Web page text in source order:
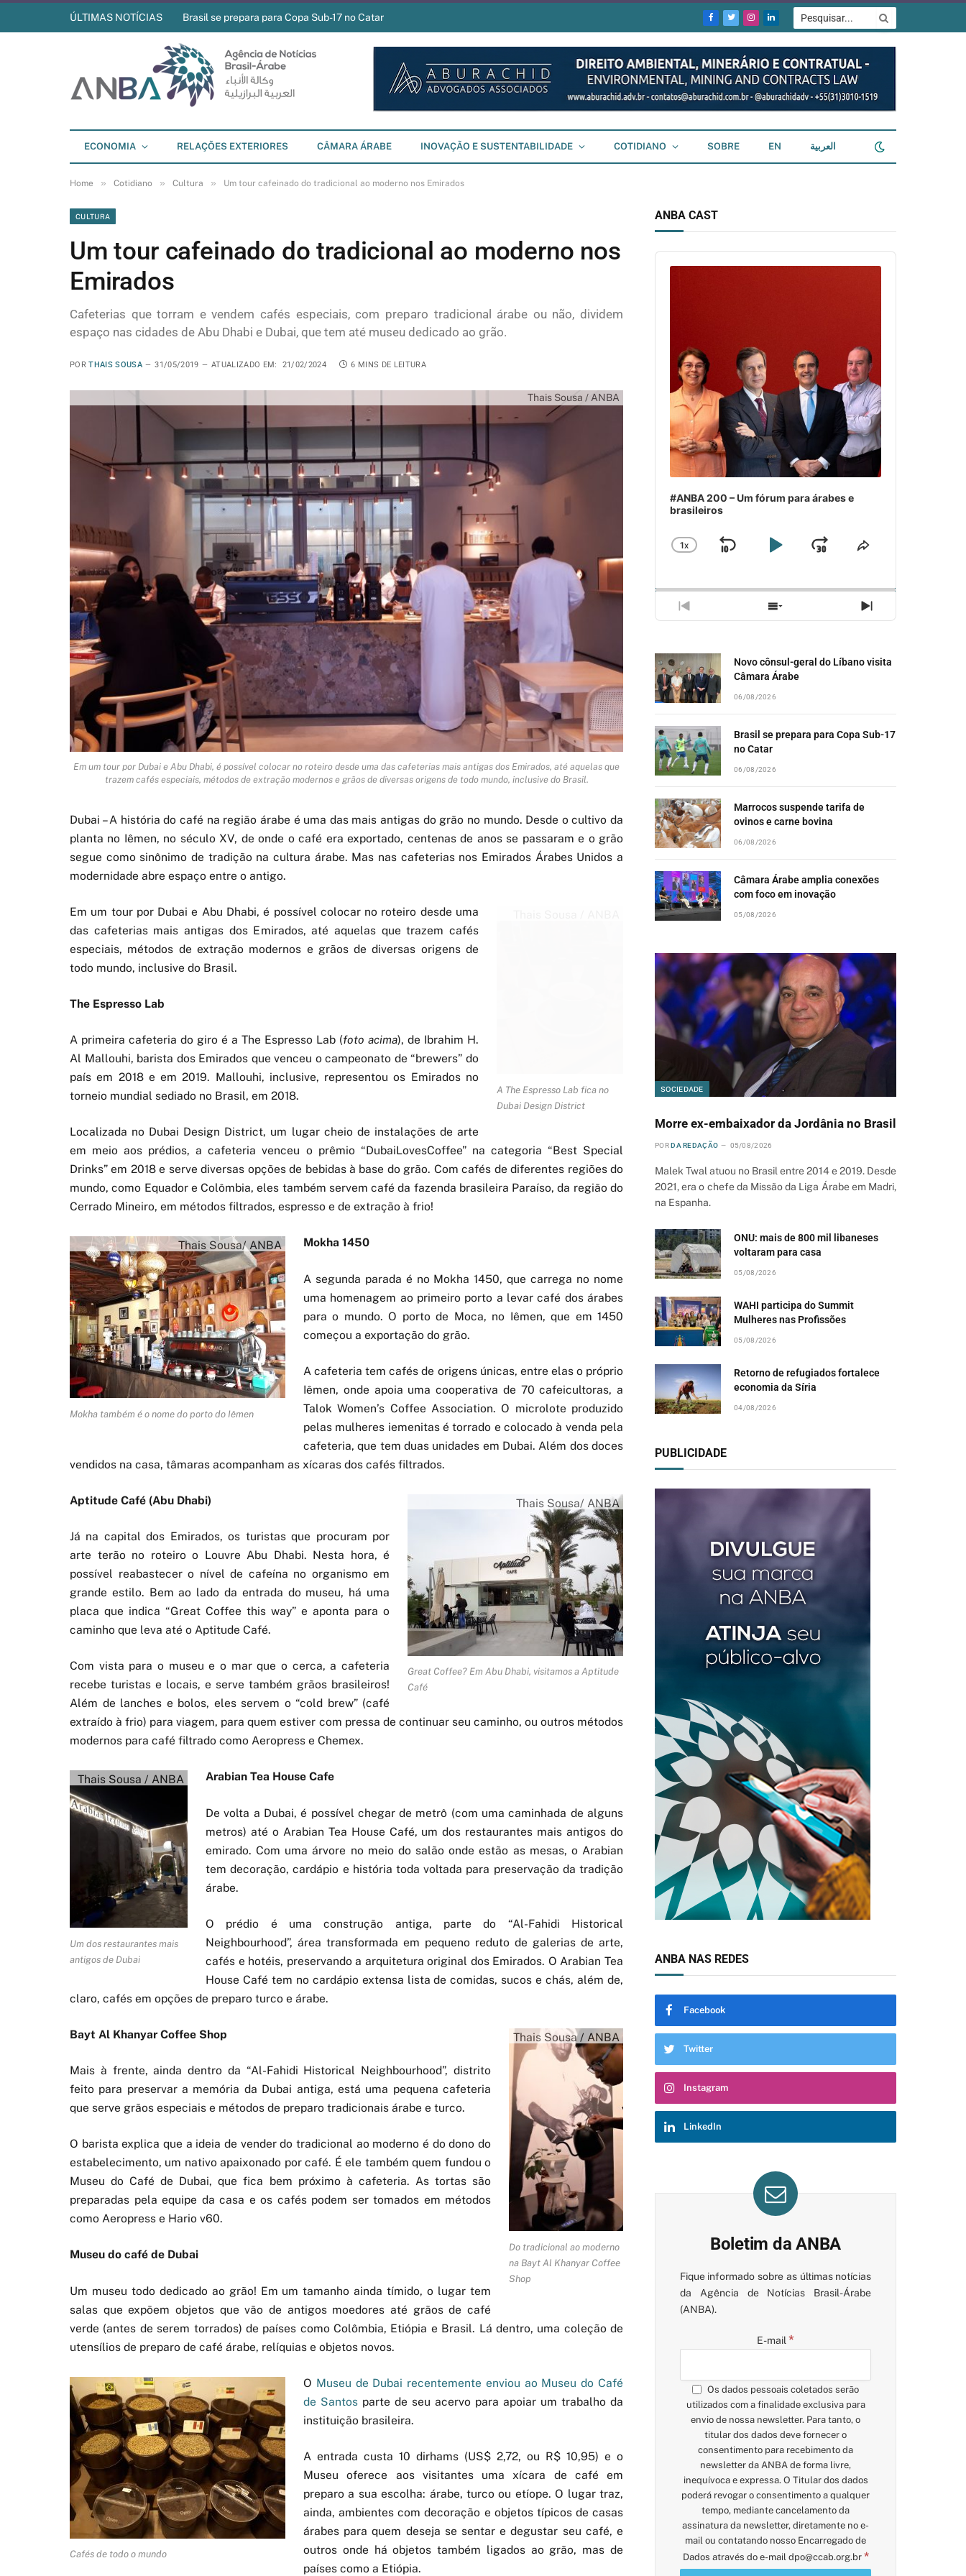
ÚLTIMAS NOTÍCIAS Brasil se prepara para Copa Sub-17 no Catar
Facebook
TwitterInstagram
LinkedIn
ECONOMIA RELAÇÕES EXTERIORES CÂMARA ÁRABE INOVAÇÃO E SUSTENTABILIDADE COTIDIANO SOBRE EN العربية
Home » Cotidiano » Cultura » Um tour cafeinado do tradicional ao moderno nos Emirados
CULTURA
Um tour cafeinado do tradicional ao moderno nos
Emirados
Cafeterias que torram e vendem cafés especiais, com preparo tradicional árabe ou não, dividem
espaço nas cidades de Abu Dhabi e Dubai, que tem até museu dedicado ao grão.
POR THAIS SOUSA 31/05/2019 ATUALIZADO EM: 21/02/2024 6 MINS DE LEITURA
Thais Sousa / ANBA
Em um tour por Dubai e Abu Dhabi, é possível colocar no roteiro desde uma das cafeterias mais antigas dos Emirados, até aquelas que
trazem cafés especiais, métodos de extração modernos e grãos de diversas origens de todo mundo, inclusive do Brasil.
Dubai – A história do café na região árabe é uma das mais antigas do grão no mundo. Desde o cultivo da
planta no Iêmen, no século XV, de onde o café era exportado, centenas de anos se passaram e o grão
segue como sinônimo de tradição na cultura árabe. Mas nas cafeterias nos Emirados Árabes Unidos a
modernidade abre espaço entre o antigo.
A The Espresso Lab fica no
Dubai Design District
Em um tour por Dubai e Abu Dhabi, é possível colocar no roteiro desde uma
das cafeterias mais antigas dos Emirados, até aquelas que trazem cafés
especiais, métodos de extração modernos e grãos de diversas origens de
todo mundo, inclusive do Brasil.
The Espresso Lab
A primeira cafeteria do giro é a The Espresso Lab (foto acima), de Ibrahim H.
Al Mallouhi, barista dos Emirados que venceu o campeonato de “brewers” do
país em 2018 e em 2019. Mallouhi, inclusive, representou os Emirados no
torneio mundial sediado no Brasil, em 2018.
Localizada no Dubai Design District, um lugar cheio de instalações de arte
em meio aos prédios, a cafeteria venceu o prêmio “DubaiLovesCoffee” na categoria “Best Special
Drinks” em 2018 e serve diversas opções de bebidas à base do grão. Com cafés de diferentes regiões do
mundo, como Equador e Colômbia, eles também servem café da fazenda brasileira Paraíso, da região do
Cerrado Mineiro, em métodos filtrados, espresso e de extração à frio!
Thais Sousa/ ANBA
Mokha também é o nome do porto do Iêmen
Mokha 1450
A segunda parada é no Mokha 1450, que carrega no nome
uma homenagem ao primeiro porto a levar café dos árabes
para o mundo. O porto de Moca, no Iêmen, que em 1450
começou a exportação do grão.
A cafeteria tem cafés de origens únicas, entre elas o próprio
Iêmen, onde apoia uma cooperativa de 70 cafeicultoras, a
Talok Women’s Coffee Association. O microlote produzido
pelas mulheres iemenitas é torrado e colocado à venda pela
cafeteria, que tem duas unidades em Dubai. Além dos doces
vendidos na casa, tâmaras acompanham as xícaras dos cafés filtrados.
Thais Sousa/ ANBA
Great Coffee? Em Abu Dhabi, visitamos a Aptitude
Café
Aptitude Café (Abu Dhabi)
Já na capital dos Emirados, os turistas que procuram por
arte terão no roteiro o Louvre Abu Dhabi. Nesta hora, é
possível reabastecer o nível de cafeína no organismo em
grande estilo. Bem ao lado da entrada do museu, há uma
placa que indica “Great Coffee this way” e aponta para o
caminho que leva até o Aptitude Café.
Com vista para o museu e o mar que o cerca, a cafeteria
recebe turistas e locais, e serve também grãos brasileiros!
Além de lanches e bolos, eles servem o “cold brew” (café
extraído à frio) para viagem, para quem estiver com pressa de continuar seu caminho, ou outros métodos
modernos para café filtrado como Aeropress e Chemex.
Thais Sousa / ANBA
Um dos restaurantes mais
antigos de Dubai
Arabian Tea House Cafe
De volta a Dubai, é possível chegar de metrô (com uma caminhada de alguns
metros) até o Arabian Tea House Café, um dos restaurantes mais antigos do
emirado. Com uma árvore no meio do salão onde estão as mesas, o Arabian
tem decoração, cardápio e história toda voltada para preservação da tradição
árabe.
O prédio é uma construção antiga, parte do “Al-Fahidi Historical
Neighbourhood”, área transformada em pequeno reduto de galerias de arte,
cafés e hotéis, preservando a arquitetura original dos Emirados. O Arabian Tea
House Café tem no cardápio extensa lista de comidas, sucos e chás, além de,
claro, cafés em opções de preparo turco e árabe.
Thais Sousa / ANBA
Do tradicional ao moderno
na Bayt Al Khanyar Coffee
Shop
Bayt Al Khanyar Coffee Shop
Mais à frente, ainda dentro da “Al-Fahidi Historical Neighbourhood”, distrito
feito para preservar a memória da Dubai antiga, está uma pequena cafeteria
que serve grãos especiais e métodos de preparo tradicionais árabe e turco.
O barista explica que a ideia de vender do tradicional ao moderno é do dono do
estabelecimento, um nativo apaixonado por café. É ele também quem fundou o
Museu do Café de Dubai, que fica bem próximo à cafeteria. As tortas são
preparadas pela equipe da casa e os cafés podem ser tomados em métodos
como Aeropress e Hario v60.
Museu do café de Dubai
Um museu todo dedicado ao grão! Em um tamanho ainda tímido, o lugar tem
salas que expõem objetos que vão de antigos moedores até grãos de café
verde (antes de serem torrados) de países como Colômbia, Etiópia e Brasil. Lá dentro, uma coleção de
utensílios de preparo de café árabe, relíquias e objetos novos.
Cafés de todo o mundo
O Museu de Dubai recentemente enviou ao Museu do Café
de Santos parte de seu acervo para apoiar um trabalho da
instituição brasileira.
A entrada custa 10 dirhams (US$ 2,72, ou R$ 10,95) e o
Museu oferece aos visitantes uma xícara de café em
preparo a sua escolha: árabe, turco ou etíope. O lugar traz,
ainda, ambientes com decoração e objetos típicos de casas
árabes para quem deseja se sentar e degustar seu café, e
outros onde há objetos também ligados ao grão, mas de
países como a Etiópia.
ANBA CAST
Audio
Player
#ANBA 200 – Um fórum para árabes e
brasileiros
CHANGE
1X
SKIPPLAYJUMP
PREVIOUS
EPISODE
SHOW
EPISODES
NEXT
EPISODE
Novo cônsul-geral do Líbano visita
Câmara Árabe
06/08/2026
Brasil se prepara para Copa Sub-17
no Catar
06/08/2026
Marrocos suspende tarifa de
ovinos e carne bovina
06/08/2026
Câmara Árabe amplia conexões
com foco em inovação
05/08/2026
SOCIEDADE
Morre ex-embaixador da Jordânia no Brasil
POR DA REDAÇÃO 05/08/2026
Malek Twal atuou no Brasil entre 2014 e 2019. Desde
2021, era o chefe da Missão da Liga Árabe em Madri,
na Espanha.
ONU: mais de 800 mil libaneses
voltaram para casa
05/08/2026
WAHI participa do Summit
Mulheres nas Profissões
05/08/2026
Retorno de refugiados fortalece
economia da Síria
04/08/2026
PUBLICIDADE
ANBA NAS REDES
Facebook
Twitter
Instagram
LinkedIn
Boletim da ANBA
Fique informado sobre as últimas notícias
da Agência de Notícias Brasil-Árabe
(ANBA).
E-mail *
Os dados pessoais coletados serão
utilizados com a finalidade exclusiva para
envio de nossa newsletter. Para tanto, o
titular dos dados deve fornecer o
consentimento para recebimento da
newsletter da ANBA de forma livre,
inequívoca e expressa. O Titular dos dados
poderá revogar o consentimento a qualquer
tempo, mediante cancelamento da
assinatura da newsletter, diretamente no e-
mail ou contatando nosso Encarregado de
Dados através do e-mail dpo@ccab.org.br *